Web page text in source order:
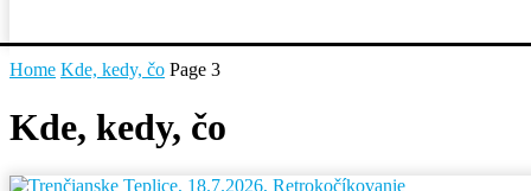
Home Kde, kedy, čo Page 3
Kde, kedy, čo